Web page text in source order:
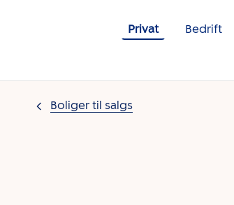
Privat
Bedrift
Boliger til salgs